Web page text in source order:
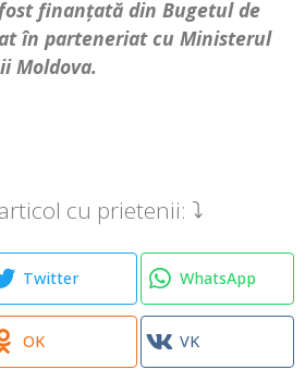
finanțată din Bugetul de
în parteneriat cu Ministerul
Moldova.
cu prietenii: ⤵
Twitter WhatsApp
OK VK